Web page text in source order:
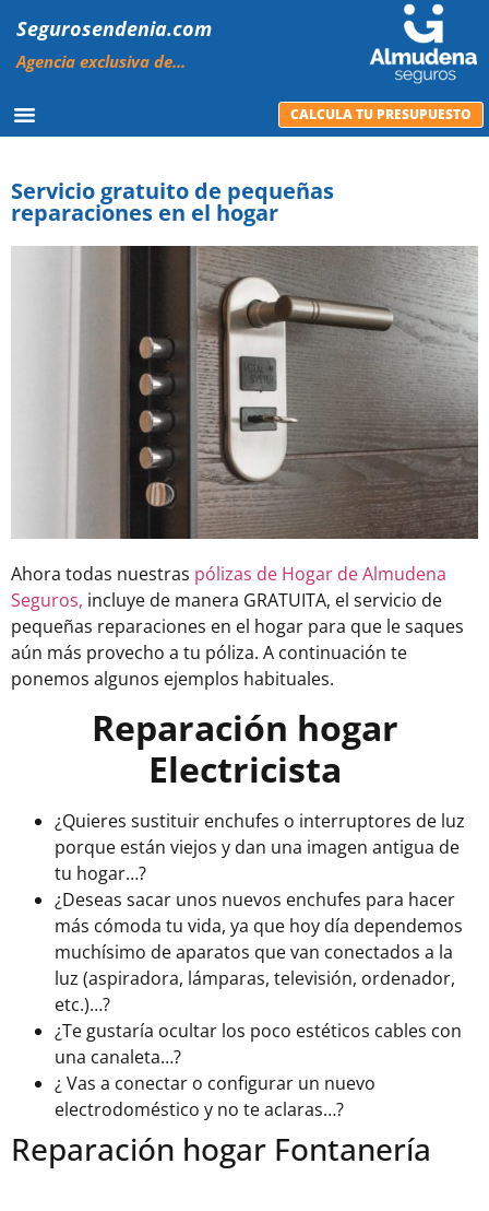
Segurosendenia.com
Agencia exclusiva de...
CALCULA TU PRESUPUESTO
Servicio gratuito de pequeñas
reparaciones en el hogar
Ahora todas nuestras pólizas de Hogar de Almudena
Seguros, incluye de manera GRATUITA, el servicio de
pequeñas reparaciones en el hogar para que le saques
aún más provecho a tu póliza. A continuación te
ponemos algunos ejemplos habituales.
Reparación hogar
Electricista
¿Quieres sustituir enchufes o interruptores de luz
porque están viejos y dan una imagen antigua de
tu hogar…?
¿Deseas sacar unos nuevos enchufes para hacer
más cómoda tu vida, ya que hoy día dependemos
muchísimo de aparatos que van conectados a la
luz (aspiradora, lámparas, televisión, ordenador,
etc.)…?
¿Te gustaría ocultar los poco estéticos cables con
una canaleta…?
¿ Vas a conectar o configurar un nuevo
electrodoméstico y no te aclaras…?
Reparación hogar Fontanería